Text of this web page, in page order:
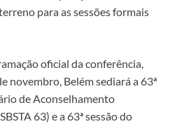
para as sessões formais
oficial da conferência,
novembro, Belém sediará a 63ª
de Aconselhamento
63) e a 63ª sessão do